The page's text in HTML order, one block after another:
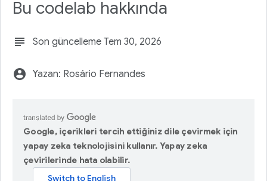
Bu codelab hakkında
subject Son güncelleme Tem 30, 2026
account_circle Yazan: Rosário Fernandes
Google, içerikleri tercih ettiğiniz dile çevirmek için
yapay zeka teknolojisini kullanır. Yapay zeka
çevirilerinde hata olabilir.